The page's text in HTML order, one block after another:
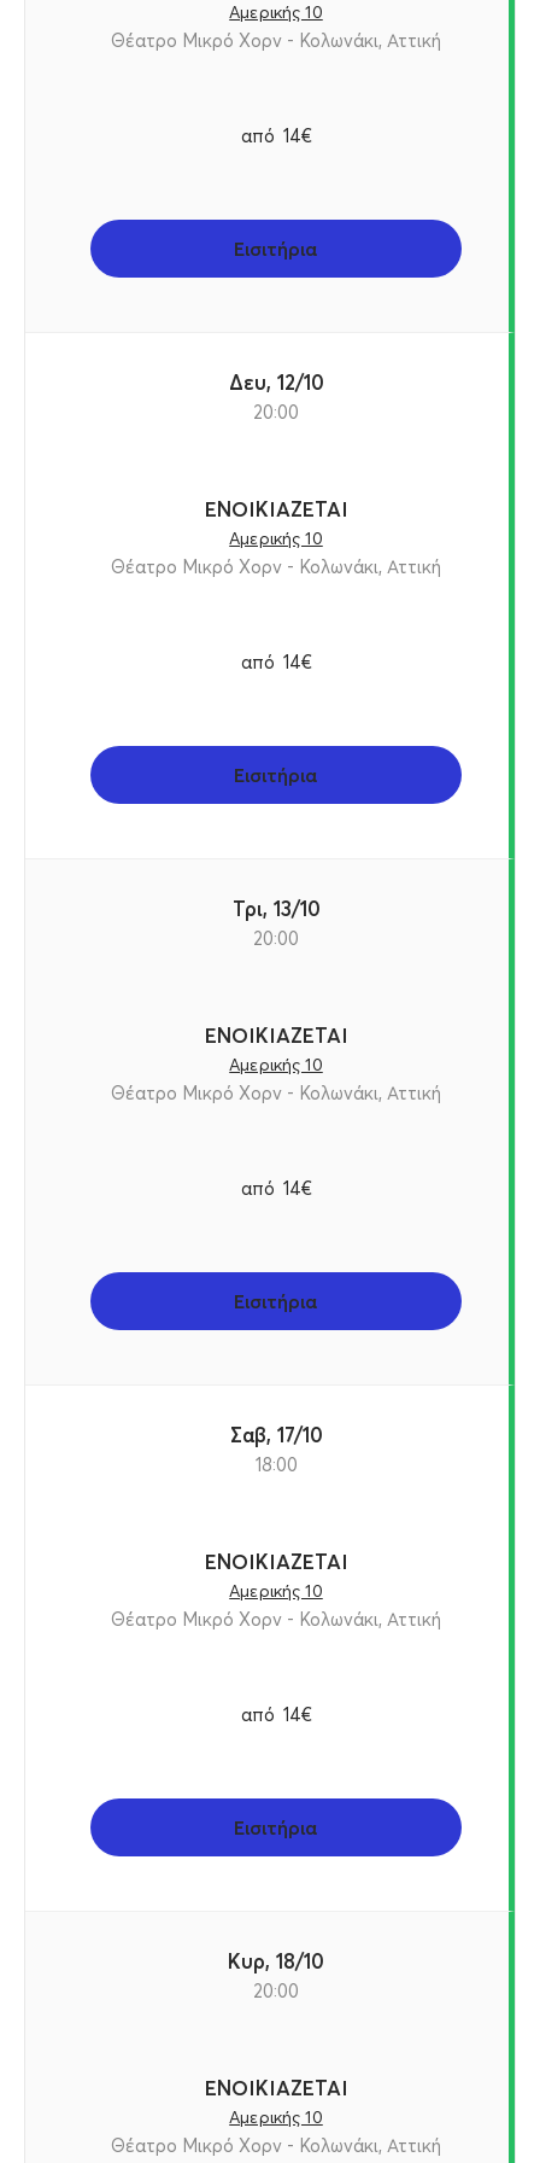
Αμερικής 10
Θέατρο Μικρό Χορν - Κολωνάκι, Αττική
από 14€
Εισιτήρια
Δευ, 12/10
20:00
ΕΝΟΙΚΙΑΖΕΤΑΙ
Αμερικής 10
Θέατρο Μικρό Χορν - Κολωνάκι, Αττική
από 14€
Εισιτήρια
Τρι, 13/10
20:00
ΕΝΟΙΚΙΑΖΕΤΑΙ
Αμερικής 10
Θέατρο Μικρό Χορν - Κολωνάκι, Αττική
από 14€
Εισιτήρια
Σαβ, 17/10
18:00
ΕΝΟΙΚΙΑΖΕΤΑΙ
Αμερικής 10
Θέατρο Μικρό Χορν - Κολωνάκι, Αττική
από 14€
Εισιτήρια
Κυρ, 18/10
20:00
ΕΝΟΙΚΙΑΖΕΤΑΙ
Αμερικής 10
Θέατρο Μικρό Χορν - Κολωνάκι, Αττική